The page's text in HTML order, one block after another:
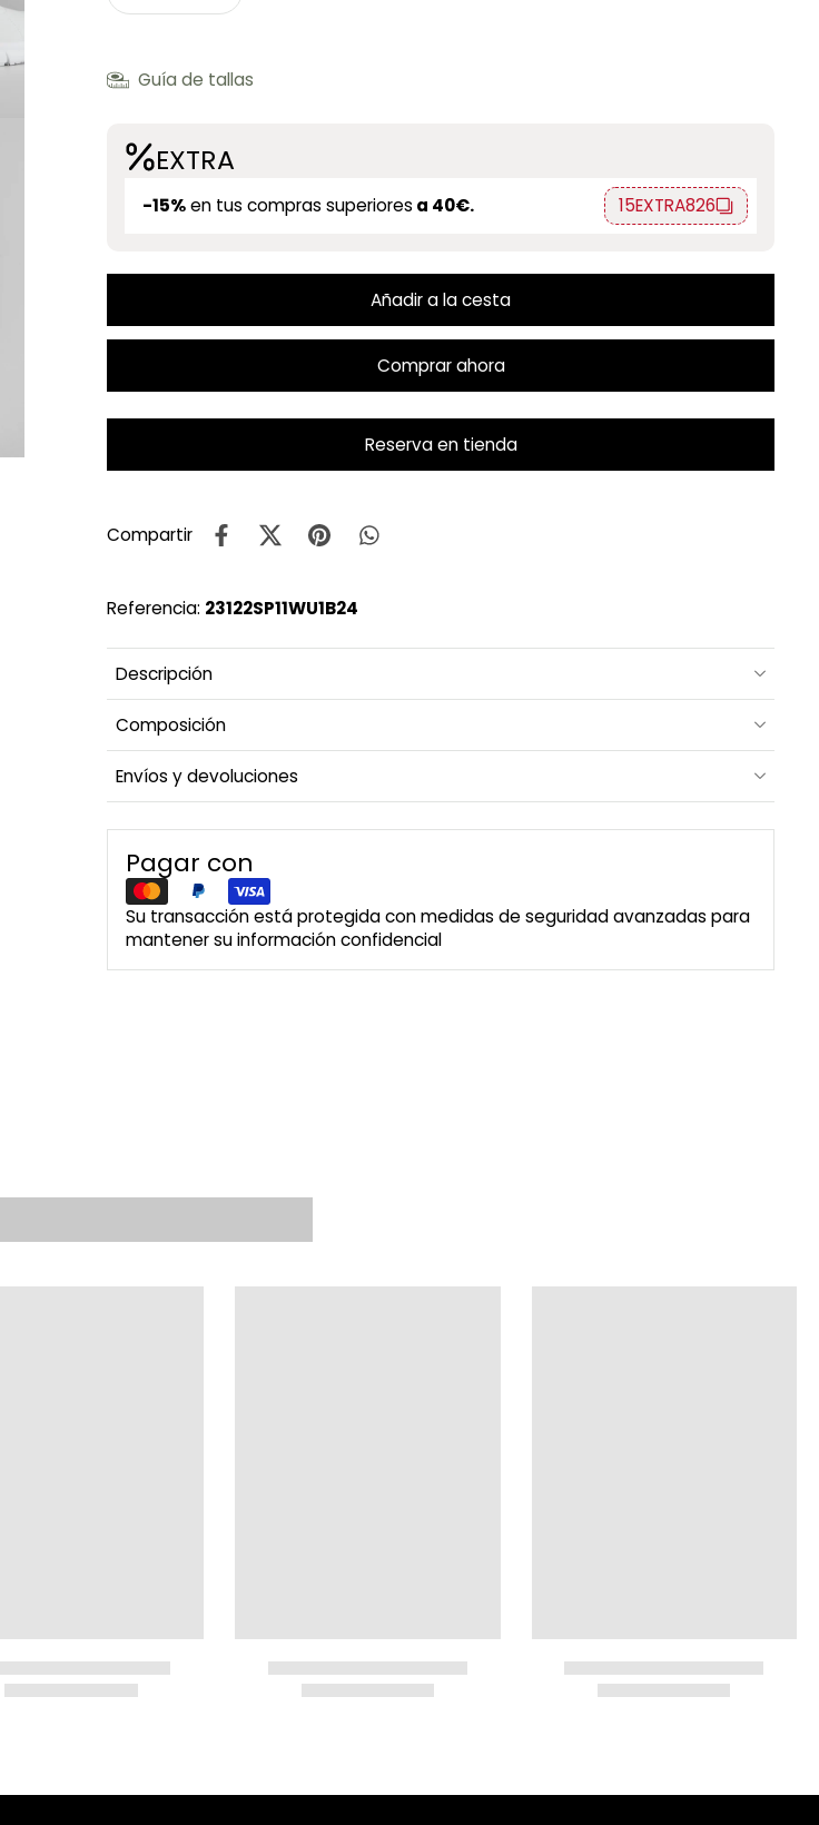
Guía de tallas
EXTRA
-15%en tus compras superiores a 40€. 15EXTRA826
Añadir a la cesta
Comprar ahora
Reserva en tienda
Compartir
Referencia: 23122SP11WU1B24
Descripción
Composición
Envíos y devoluciones
Pagar con
Su transacción está protegida con medidas de seguridad avanzadas para
mantener su información confidencial